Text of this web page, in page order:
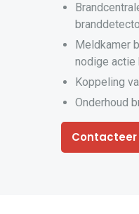
Meldkamer
nodige actie
Koppeling
Onderhoud